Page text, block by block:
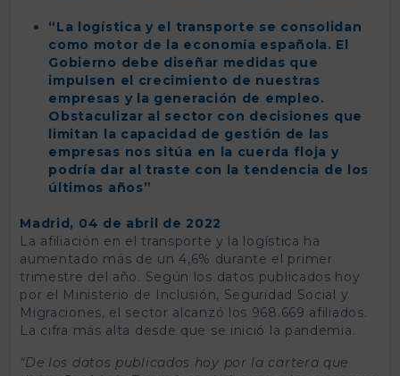
“La logística y el transporte se consolidan
como motor de la economía española. El
Gobierno debe diseñar medidas que
impulsen el crecimiento de nuestras
empresas y la generación de empleo.
Obstaculizar al sector con decisiones que
limitan la capacidad de gestión de las
empresas nos sitúa en la cuerda floja y
podría dar al traste con la tendencia de los
últimos años”
Madrid, 04 de abril de 2022
La afiliación en el transporte y la logística ha
aumentado más de un 4,6% durante el primer
trimestre del año. Según los datos publicados hoy
por el Ministerio de Inclusión, Seguridad Social y
Migraciones, el sector alcanzó los 968.669 afiliados.
La cifra más alta desde que se inició la pandemia.
“De los datos publicados hoy por la cartera que